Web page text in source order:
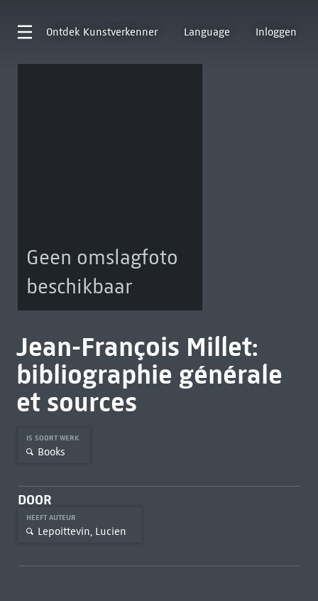
Ontdek Kunstverkenner Language Inloggen
Geen omslagfoto
beschikbaar
Jean-François Millet:
bibliographie générale
et sources
IS SOORT WERK
Books
DOOR
HEEFT AUTEUR
Lepoittevin, Lucien